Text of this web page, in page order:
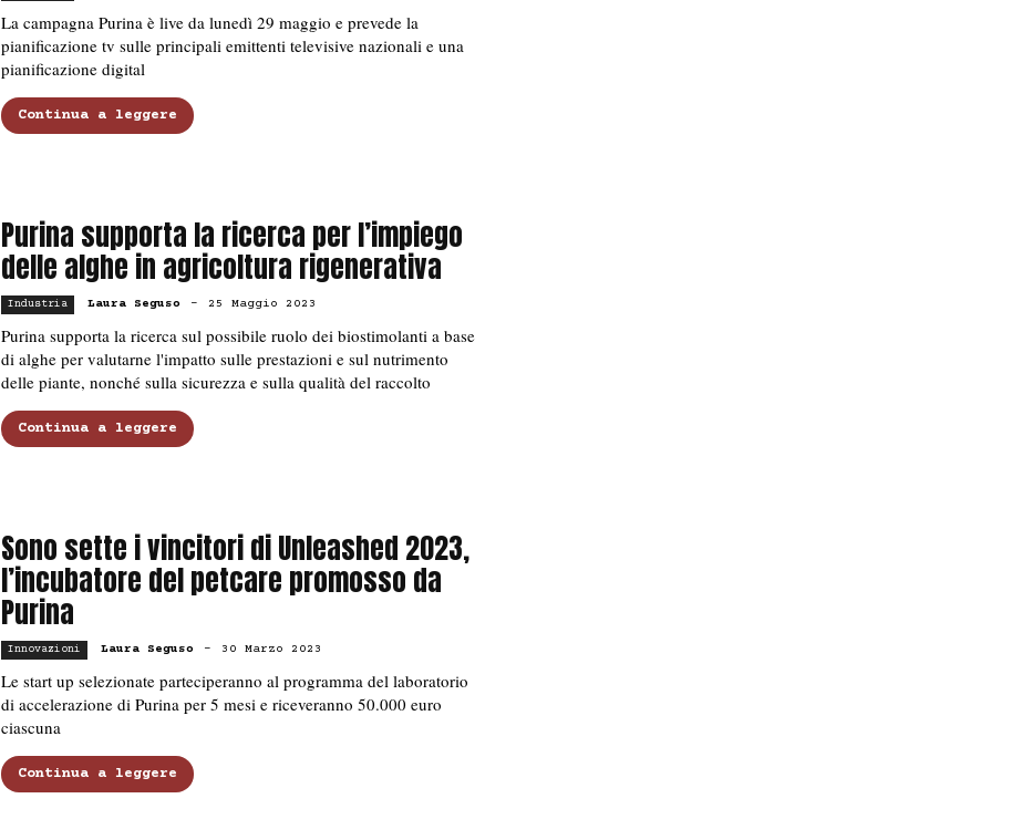
La campagna Purina è live da lunedì 29 maggio e prevede la
pianificazione tv sulle principali emittenti televisive nazionali e una
pianificazione digital
Continua a leggere
Purina supporta la ricerca per l’impiego
delle alghe in agricoltura rigenerativa
Industria Laura Seguso - 25 Maggio 2023
Purina supporta la ricerca sul possibile ruolo dei biostimolanti a base
di alghe per valutarne l'impatto sulle prestazioni e sul nutrimento
delle piante, nonché sulla sicurezza e sulla qualità del raccolto
Continua a leggere
Sono sette i vincitori di Unleashed 2023,
l’incubatore del petcare promosso da
Purina
Innovazioni Laura Seguso - 30 Marzo 2023
Le start up selezionate parteciperanno al programma del laboratorio
di accelerazione di Purina per 5 mesi e riceveranno 50.000 euro
ciascuna
Continua a leggere